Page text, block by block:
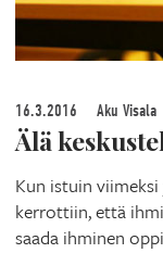
16.3.2016 Aku Visala
Älä
Kun istuin
kerrottiin, että
saada ihminen